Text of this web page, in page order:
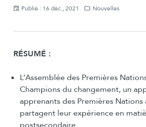
Publié : 16 déc., 2021 Nouvelles
RÉSUMÉ :
L’Assemblée des Premières
Champions du changement, un
apprenants des Premières Nations
partagent leur expérience en